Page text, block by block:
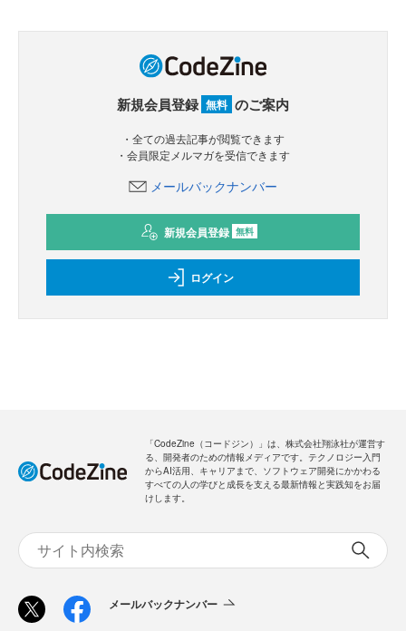
新規会員登録 無料 のご案内
・全ての過去記事が閲覧できます
・会員限定メルマガを受信できます
メールバックナンバー
新規会員登録 無料
ログイン
「CodeZine（コードジン）」は、株式会社翔泳社が運営す
る、開発者のための情報メディアです。テクノロジー入門
からAI活用、キャリアまで、ソフトウェア開発にかかわる
すべての人の学びと成長を支える最新情報と実践知をお届
けします。
メールバックナンバー